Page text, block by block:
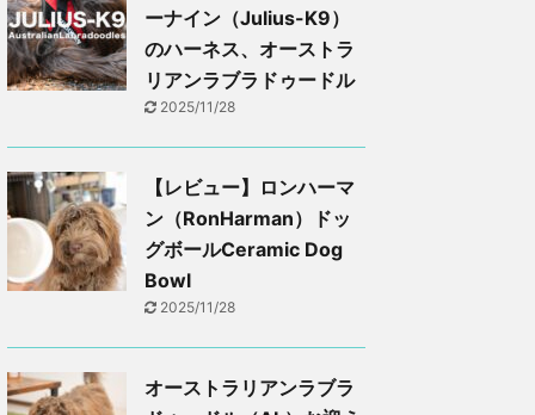
ーナイン（Julius-K9）
のハーネス、オーストラ
リアンラブラドゥードル
2025/11/28
【レビュー】ロンハーマ
ン（RonHarman）ドッ
グボールCeramic Dog
Bowl
2025/11/28
オーストラリアンラブラ